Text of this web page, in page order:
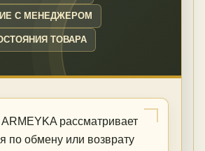
С МЕНЕДЖЕРОМ
ТОВАРА
рассматривает
по обмену или возврату